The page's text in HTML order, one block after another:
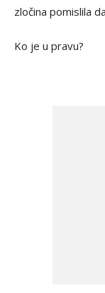
zločina pomislila
Ko je u pravu?